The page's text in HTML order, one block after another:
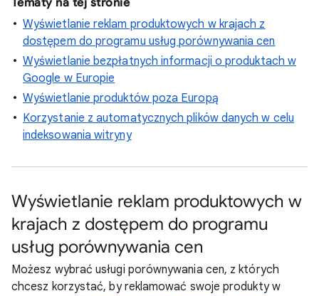
Tematy na tej stronie
Wyświetlanie reklam produktowych w krajach z
dostępem do programu usług porównywania cen
Wyświetlanie bezpłatnych informacji o produktach w
Google w Europie
Wyświetlanie produktów poza Europą
Korzystanie z automatycznych plików danych w celu
indeksowania witryny
Wyświetlanie reklam produktowych w
krajach z dostępem do programu
usług porównywania cen
Możesz wybrać usługi porównywania cen, z których
chcesz korzystać, by reklamować swoje produkty w